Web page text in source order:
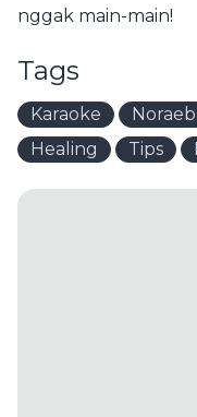
nggak main-main!
Tags
Karaoke
Healing
Tips